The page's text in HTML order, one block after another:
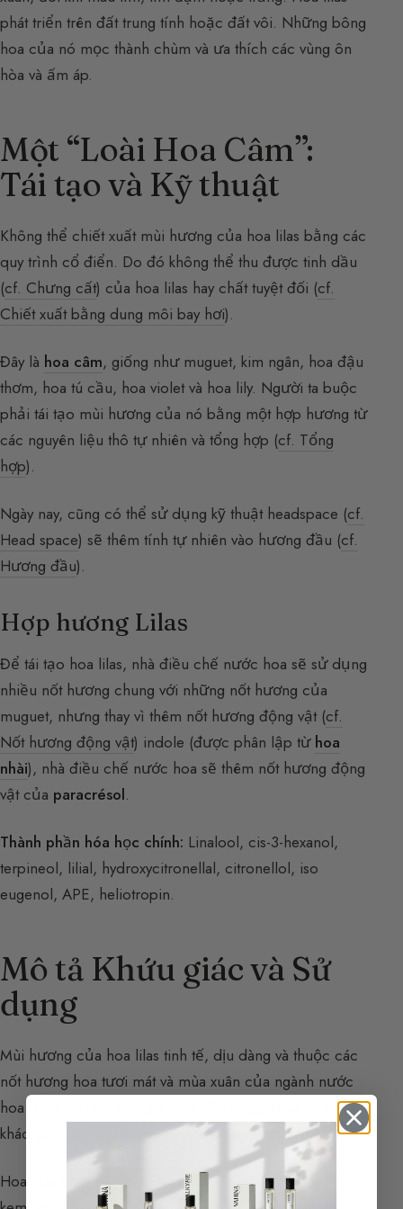
phát triển trên đất trung tính hoặc đất vôi. Những bông
hoa của nó mọc thành chùm và ưa thích các vùng ôn
hòa và ấm áp.
Một “Loài Hoa Câm”:
Tái tạo và Kỹ thuật
Không thể chiết xuất mùi hương của hoa lilas bằng các
quy trình cổ điển. Do đó không thể thu được tinh dầu
(cf. Chưng cất) của hoa lilas hay chất tuyệt đối (cf.
Chiết xuất bằng dung môi bay hơi).
Đây là hoa câm, giống như muguet, kim ngân, hoa đậu
thơm, hoa tú cầu, hoa violet và hoa lily. Người ta buộc
phải tái tạo mùi hương của nó bằng một hợp hương từ
các nguyên liệu thô tự nhiên và tổng hợp (cf. Tổng
hợp).
Ngày nay, cũng có thể sử dụng kỹ thuật headspace (cf.
Head space) sẽ thêm tính tự nhiên vào hương đầu (cf.
Hương đầu).
Hợp hương Lilas
Để tái tạo hoa lilas, nhà điều chế nước hoa sẽ sử dụng
nhiều nốt hương chung với những nốt hương của
muguet, nhưng thay vì thêm nốt hương động vật (cf.
Nốt hương động vật) indole (được phân lập từ hoa
nhài), nhà điều chế nước hoa sẽ thêm nốt hương động
vật của paracrésol.
Thành phần hóa học chính: Linalool, cis-3-hexanol,
terpineol, lilial, hydroxycitronellal, citronellol, iso
eugenol, APE, heliotropin.
Mô tả Khứu giác và Sử
dụng
Mùi hương của hoa lilas tinh tế, dịu dàng và thuộc các
nốt hương hoa tươi mát và mùa xuân của ngành nước
hoa. Hoa lilas có mặt gợi nhớ đến
và một mặt
khác gợi nhớ đến
mimosa. Nó gợi lên màu phấn.
Hoa lilas tươi mát, hoa, phấn ( cf. Mặt phấn ), dịu dàng,